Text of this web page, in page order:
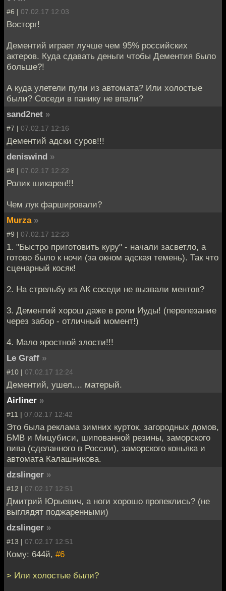
#6 | 07.02.17 12:03
Восторг!
Дементий играет лучше чем 95% российских
актеров. Куда сдавать деньги чтобы Дементия было
больше?!
А куда улетели пули из автомата? Или холостые
были? Соседи в панику не впали?
sand2net »
#7 | 07.02.17 12:16
Дементий адски суров!!!
deniswind »
#8 | 07.02.17 12:22
Ролик шикарен!!!
Чем лук фаршировали?
Murza »
#9 | 07.02.17 12:23
1. "Быстро приготовить куру" - начали засветло, а
готово было к ночи (за окном адская темень). Так что
сценарный косяк!
2. На стрельбу из АК соседи не вызвали ментов?
3. Дементий хорош даже в роли Иуды! (перелезание
через забор - отличный момент!)
4. Мало яростной злости!!!
Le Graff »
#10 | 07.02.17 12:24
Дементий, ушел.... матерый.
Airliner »
#11 | 07.02.17 12:42
Это была реклама зимних курток, загородных домов,
БМВ и Мицубиси, шипованной резины, заморского
пива (сделанного в России), заморского коньяка и
автомата Калашникова.
dzslinger »
#12 | 07.02.17 12:51
Дмитрий Юрьевич, а ноги хорошо пропеклись? (не
выглядят поджаренными)
dzslinger »
#13 | 07.02.17 12:51
Кому: 644й, #6
> Или холостые были?